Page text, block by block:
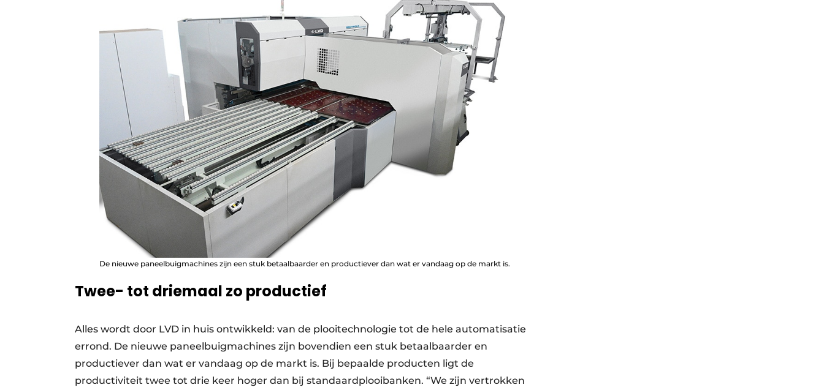
De nieuwe paneelbuigmachines zijn een stuk betaalbaarder en productiever dan wat er vandaag op de markt is.
Twee- tot driemaal zo productief
Alles wordt door LVD in huis ontwikkeld: van de plooitechnologie tot de hele automatisatie
errond. De nieuwe paneelbuigmachines zijn bovendien een stuk betaalbaarder en
productiever dan wat er vandaag op de markt is. Bij bepaalde producten ligt de
productiviteit twee tot drie keer hoger dan bij standaardplooibanken. “We zijn vertrokken